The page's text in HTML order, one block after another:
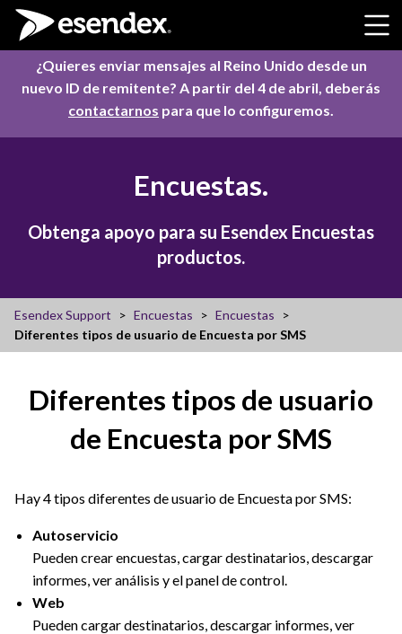
Skip to content
¿Quieres enviar mensajes al Reino Unido desde un
nuevo ID de remitente? A partir del 4 de abril, deberás
contactarnos para que lo configuremos.
Encuestas.
Obtenga apoyo para su Esendex Encuestas
productos.
Esendex Support Encuestas
Encuestas
Diferentes tipos de usuario de Encuesta por SMS
Diferentes tipos de usuario
de Encuesta por SMS
Hay 4 tipos diferentes de usuario de Encuesta por SMS:
Autoservicio
Pueden crear encuestas, cargar destinatarios, descargar
informes, ver análisis y el panel de control.
Web
Pueden cargar destinatarios, descargar informes, ver